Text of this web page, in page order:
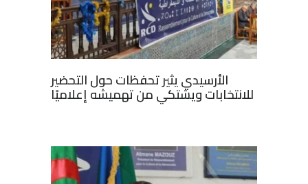
الأرسيدي يثير تحفظات حول التحضير
للانتخابات ويشتكي من تهميشه إعلاميًا